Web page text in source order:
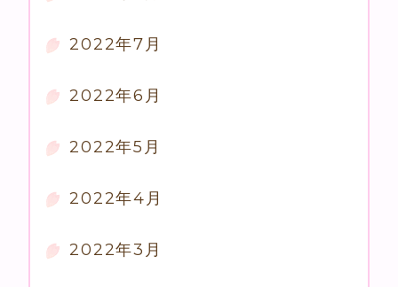
2022年7月
2022年6月
2022年5月
2022年4月
2022年3月